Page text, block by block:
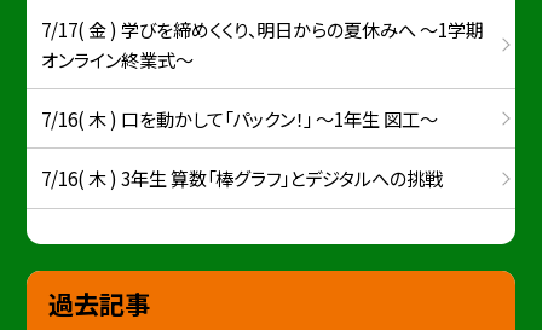
7/17( 金 ) 学びを締めくくり、明日からの夏休みへ ～1学期
オンライン終業式～
7/16( 木 ) 口を動かして「パックン！」 ～1年生 図工～
7/16( 木 ) 3年生 算数「棒グラフ」とデジタルへの挑戦
過去記事